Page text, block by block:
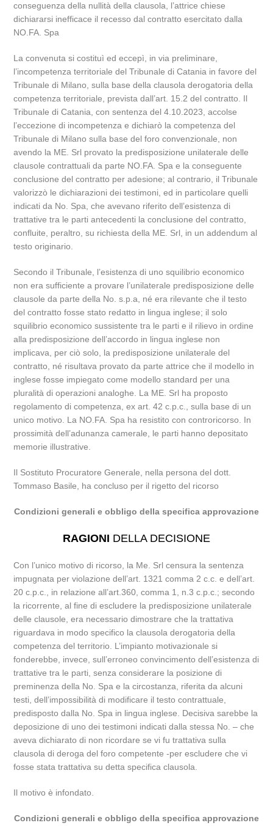
conseguenza della nullità della clausola, l’attrice chiese
dichiararsi inefficace il recesso dal contratto esercitato dalla
NO.FA. Spa
La convenuta si costituì ed eccepì, in via preliminare,
l’incompetenza territoriale del Tribunale di Catania in favore del
Tribunale di Milano, sulla base della clausola derogatoria della
competenza territoriale, prevista dall’art. 15.2 del contratto. Il
Tribunale di Catania, con sentenza del 4.10.2023, accolse
l’eccezione di incompetenza e dichiarò la competenza del
Tribunale di Milano sulla base del foro convenzionale, non
avendo la ME. Srl provato la predisposizione unilaterale delle
clausole contrattuali da parte NO.FA. Spa e la conseguente
conclusione del contratto per adesione; al contrario, il Tribunale
valorizzò le dichiarazioni dei testimoni, ed in particolare quelli
indicati da No. Spa, che avevano riferito dell’esistenza di
trattative tra le parti antecedenti la conclusione del contratto,
confluite, peraltro, su richiesta della ME. Srl, in un addendum al
testo originario.
Secondo il Tribunale, l’esistenza di uno squilibrio economico
non era sufficiente a provare l’unilaterale predisposizione delle
clausole da parte della No. s.p.a, né era rilevante che il testo
del contratto fosse stato redatto in lingua inglese; il solo
squilibrio economico sussistente tra le parti e il rilievo in ordine
alla predisposizione dell’accordo in lingua inglese non
implicava, per ciò solo, la predisposizione unilaterale del
contratto, né risultava provato da parte attrice che il modello in
inglese fosse impiegato come modello standard per una
pluralità di operazioni analoghe. La ME. Srl ha proposto
regolamento di competenza, ex art. 42 c.p.c., sulla base di un
unico motivo. La NO.FA. Spa ha resistito con controricorso. In
prossimità dell’adunanza camerale, le parti hanno depositato
memorie illustrative.
Il Sostituto Procuratore Generale, nella persona del dott.
Tommaso Basile, ha concluso per il rigetto del ricorso
Condizioni generali e obbligo della specifica approvazione
RAGIONI DELLA DECISIONE
Con l’unico motivo di ricorso, la Me. Srl censura la sentenza
impugnata per violazione dell’art. 1321 comma 2 c.c. e dell’art.
20 c.p.c., in relazione all’art.360, comma 1, n.3 c.p.c.; secondo
la ricorrente, al fine di escludere la predisposizione unilaterale
delle clausole, era necessario dimostrare che la trattativa
riguardava in modo specifico la clausola derogatoria della
competenza del territorio. L’impianto motivazionale si
fonderebbe, invece, sull’erroneo convincimento dell’esistenza di
trattative tra le parti, senza considerare la posizione di
preminenza della No. Spa e la circostanza, riferita da alcuni
testi, dell’impossibilità di modificare il testo contrattuale,
predisposto dalla No. Spa in lingua inglese. Decisiva sarebbe la
deposizione di uno dei testimoni indicati dalla stessa No. – che
aveva dichiarato di non ricordare se vi fu trattativa sulla
clausola di deroga del foro competente -per escludere che vi
fosse stata trattativa su detta specifica clausola.
Il motivo è infondato.
Condizioni generali e obbligo della specifica approvazione